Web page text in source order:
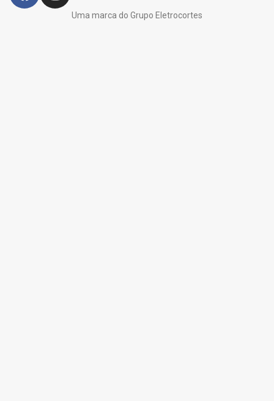
Uma marca do Grupo Eletrocortes